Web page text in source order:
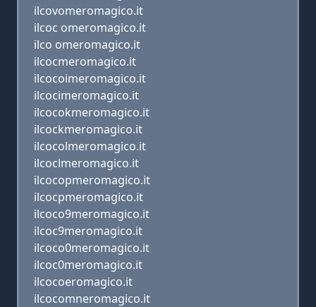
ilcovomeromagico.it
ilcoc omeromagico.it
ilco omeromagico.it
ilcocmeromagico.it
ilcocoimeromagico.it
ilcocimeromagico.it
ilcocokmeromagico.it
ilcockmeromagico.it
ilcocolmeromagico.it
ilcoclmeromagico.it
ilcocopmeromagico.it
ilcocpmeromagico.it
ilcoco9meromagico.it
ilcoc9meromagico.it
ilcoco0meromagico.it
ilcoc0meromagico.it
ilcocoeromagico.it
ilcocomneromagico.it